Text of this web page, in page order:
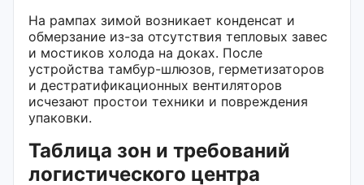
На рампах зимой возникает конденсат и
обмерзание из-за отсутствия тепловых завес
и мостиков холода на доках. После
устройства тамбур-шлюзов, герметизаторов
и дестратификационных вентиляторов
исчезают простои техники и повреждения
упаковки.
Таблица зон и требований
логистического центра